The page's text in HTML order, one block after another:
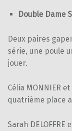
Double Dame
Deux paires
série, une poule
jouer.
Célia MONNIER
quatrième place
Sarah